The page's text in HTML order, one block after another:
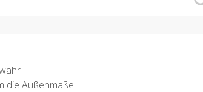
die Außenmaße